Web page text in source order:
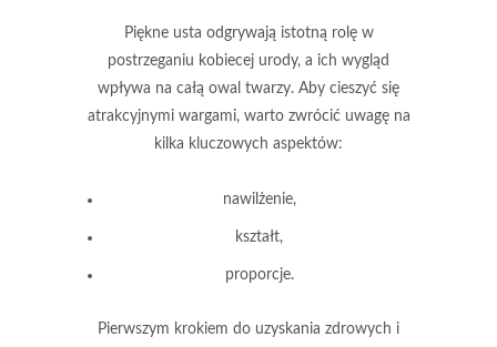
Piękne usta odgrywają istotną rolę w
postrzeganiu kobiecej urody, a ich wygląd
wpływa na całą owal twarzy. Aby cieszyć się
atrakcyjnymi wargami, warto zwrócić uwagę na
kilka kluczowych aspektów:
nawilżenie,
kształt,
proporcje.
Pierwszym krokiem do uzyskania zdrowych i